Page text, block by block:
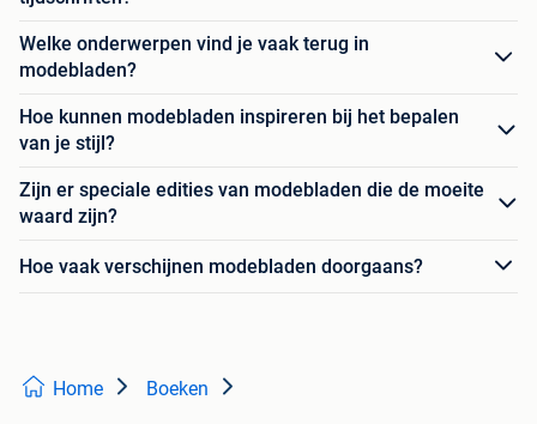
Welke onderwerpen vind je vaak terug in
modebladen?
Hoe kunnen modebladen inspireren bij het bepalen
van je stijl?
Zijn er speciale edities van modebladen die de moeite
waard zijn?
Hoe vaak verschijnen modebladen doorgaans?
Home Boeken